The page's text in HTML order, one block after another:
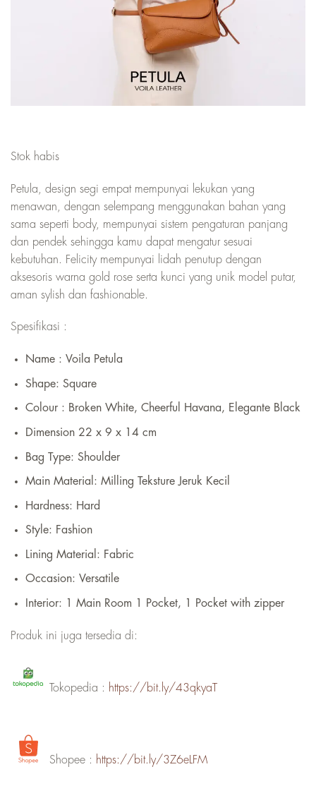
Stok habis
Petula, design segi empat mempunyai lekukan yang
menawan, dengan selempang menggunakan bahan yang
sama seperti body, mempunyai sistem pengaturan panjang
dan pendek sehingga kamu dapat mengatur sesuai
kebutuhan. Felicity mempunyai lidah penutup dengan
aksesoris warna gold rose serta kunci yang unik model putar,
aman sylish dan fashionable.
Spesifikasi :
Name : Voila Petula
Shape: Square
Colour : Broken White, Cheerful Havana, Elegante Black
Dimension 22 x 9 x 14 cm
Bag Type: Shoulder
Main Material: Milling Teksture Jeruk Kecil
Hardness: Hard
Style: Fashion
Lining Material: Fabric
Occasion: Versatile
Interior: 1 Main Room 1 Pocket, 1 Pocket with zipper
Produk ini juga tersedia di:
Tokopedia : https://bit.ly/43qkyaT
Shopee : https://bit.ly/3Z6eLFM